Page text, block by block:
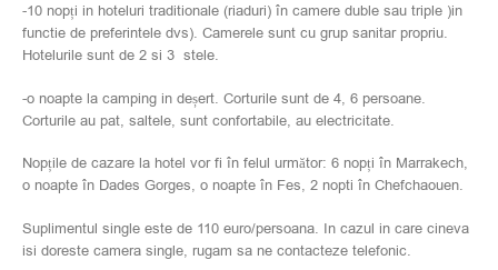
-10 nopți in hoteluri traditionale (riaduri) în camere duble sau triple )in
functie de preferintele dvs). Camerele sunt cu grup sanitar propriu.
Hotelurile sunt de 2 si 3 stele.
-o noapte la camping in deșert. Corturile sunt de 4, 6 persoane.
Corturile au pat, saltele, sunt confortabile, au electricitate.
Nopțile de cazare la hotel vor fi în felul următor: 6 nopți în Marrakech,
o noapte în Dades Gorges, o noapte în Fes, 2 nopti în Chefchaouen.
Suplimentul single este de 110 euro/persoana. In cazul in care cineva
isi doreste camera single, rugam sa ne contacteze telefonic.